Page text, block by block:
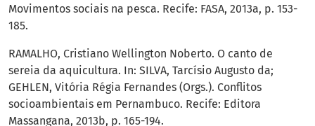
Movimentos sociais na pesca. Recife: FASA, 2013a, p. 153-
185.
RAMALHO, Cristiano Wellington Noberto. O canto de
sereia da aquicultura. In: SILVA, Tarcísio Augusto da;
GEHLEN, Vitória Régia Fernandes (Orgs.). Conflitos
socioambientais em Pernambuco. Recife: Editora
Massangana, 2013b, p. 165-194.